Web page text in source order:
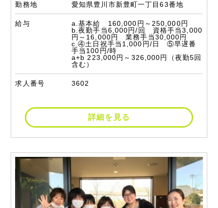
勤務地 愛知県豊川市新豊町一丁目63番地
給与
a.基本給 160,000円～250,000円
b.夜勤手当6,000円/回 資格手当3,000
円～16,000円 業務手当30,000円
c.④土日祝手当1,000円/日 ⑤早遅番
手当100円/時
a+b 223,000円～326,000円（夜勤5回
含む）
求人番号 3602
詳細を見る